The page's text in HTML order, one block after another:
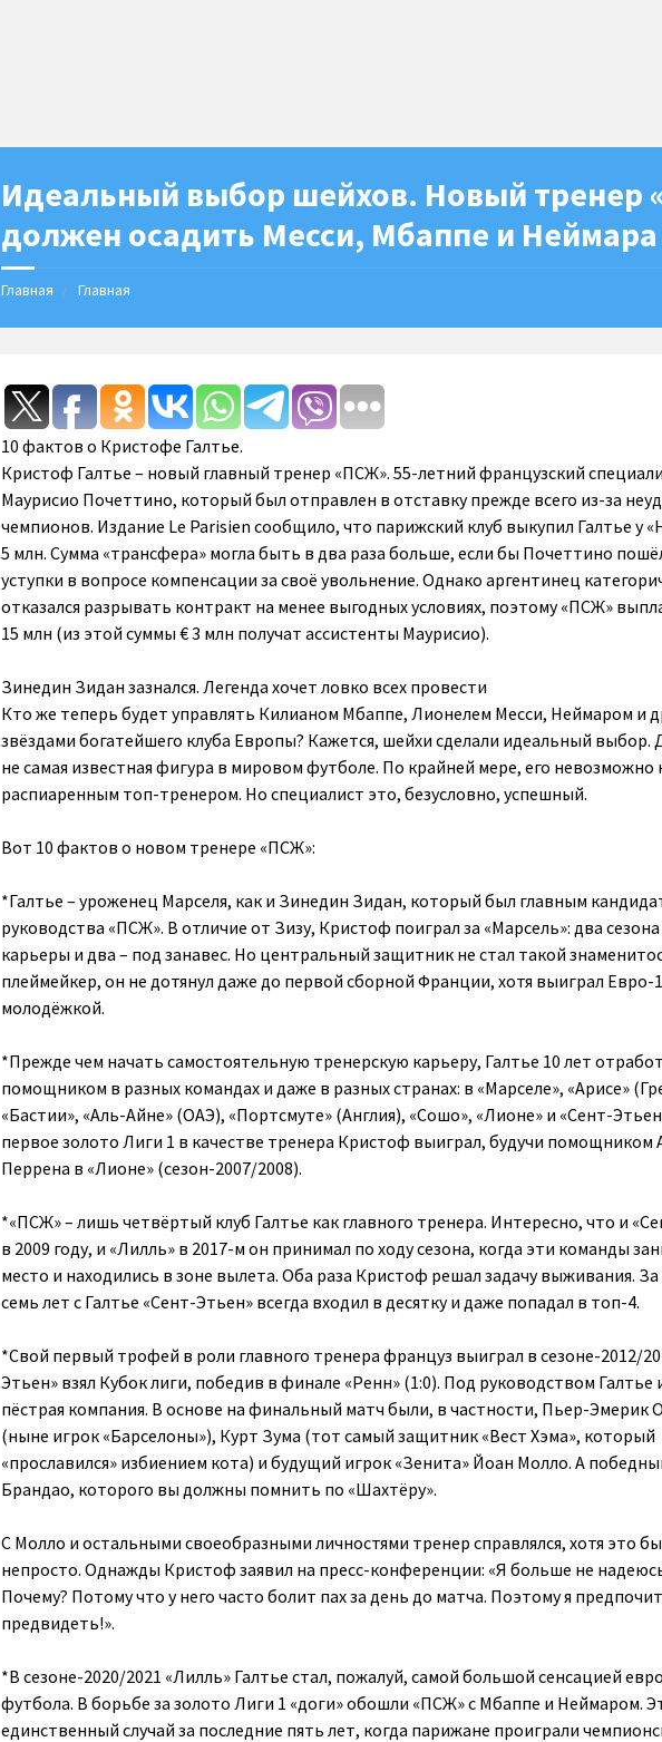
Идеальный выбор шейхов. Новый тренер
должен осадить Месси, Мбаппе и Неймара
Главная Главная
10 фактов о Кристофе Галтье.
Кристоф Галтье – новый главный тренер «ПСЖ». 55-летний французский
Маурисио Почеттино, который был отправлен в отставку прежде всего из-за
чемпионов. Издание Le Parisien сообщило, что парижский клуб выкупил Галтье у
5 млн. Сумма «трансфера» могла быть в два раза больше, если бы Почеттино
уступки в вопросе компенсации за своё увольнение. Однако аргентинец
отказался разрывать контракт на менее выгодных условиях, поэтому «ПСЖ»
15 млн (из этой суммы € 3 млн получат ассистенты Маурисио).
Зинедин Зидан зазнался. Легенда хочет ловко всех провести
Кто же теперь будет управлять Килианом Мбаппе, Лионелем Месси, Неймаром и
звёздами богатейшего клуба Европы? Кажется, шейхи сделали идеальный выбор.
не самая известная фигура в мировом футболе. По крайней мере, его невозможно
распиаренным топ-тренером. Но специалист это, безусловно, успешный.
Вот 10 фактов о новом тренере «ПСЖ»:
*Галтье – уроженец Марселя, как и Зинедин Зидан, который был главным
руководства «ПСЖ». В отличие от Зизу, Кристоф поиграл за «Марсель»: два сезона
карьеры и два – под занавес. Но центральный защитник не стал такой
плеймейкер, он не дотянул даже до первой сборной Франции, хотя выиграл Евро-
молодёжкой.
*Прежде чем начать самостоятельную тренерскую карьеру, Галтье 10 лет
помощником в разных командах и даже в разных странах: в «Марселе», «Арисе»
«Бастии», «Аль-Айне» (ОАЭ), «Портсмуте» (Англия), «Сошо», «Лионе» и «Сент-
первое золото Лиги 1 в качестве тренера Кристоф выиграл, будучи помощником
Перрена в «Лионе» (сезон-2007/2008).
*«ПСЖ» – лишь четвёртый клуб Галтье как главного тренера. Интересно, что и
в 2009 году, и «Лилль» в 2017-м он принимал по ходу сезона, когда эти команды
место и находились в зоне вылета. Оба раза Кристоф решал задачу выживания.
семь лет с Галтье «Сент-Этьен» всегда входил в десятку и даже попадал в топ-4.
*Свой первый трофей в роли главного тренера француз выиграл в сезоне-2012/
Этьен» взял Кубок лиги, победив в финале «Ренн» (1:0). Под руководством Галтье
пёстрая компания. В основе на финальный матч были, в частности, Пьер-Эмерик
(ныне игрок «Барселоны»), Курт Зума (тот самый защитник «Вест Хэма», который
«прославился» избиением кота) и будущий игрок «Зенита» Йоан Молло. А
Брандао, которого вы должны помнить по «Шахтёру».
С Молло и остальными своеобразными личностями тренер справлялся, хотя это
непросто. Однажды Кристоф заявил на пресс-конференции: «Я больше не
Почему? Потому что у него часто болит пах за день до матча. Поэтому я
предвидеть!».
*В сезоне-2020/2021 «Лилль» Галтье стал, пожалуй, самой большой сенсацией
футбола. В борьбе за золото Лиги 1 «доги» обошли «ПСЖ» с Мбаппе и Неймаром.
единственный случай за последние пять лет, когда парижане проиграли